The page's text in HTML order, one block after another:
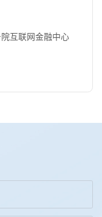
互联网金融中心